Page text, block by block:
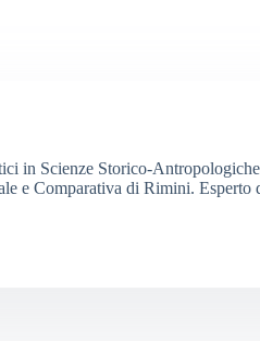
in Scienze Storico-
e Comparativa di Rimini.